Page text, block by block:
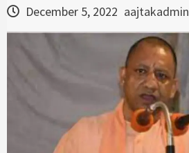
December 5, 2022 aajtakadmin